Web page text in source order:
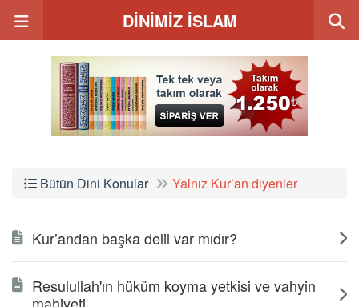
DİNİMİZ İSLAM
Bütün Dini Konular Yalnız Kur’an diyenler
Kur’andan başka delil var mıdır?
Resulullah'ın hüküm koyma yetkisi ve vahyin